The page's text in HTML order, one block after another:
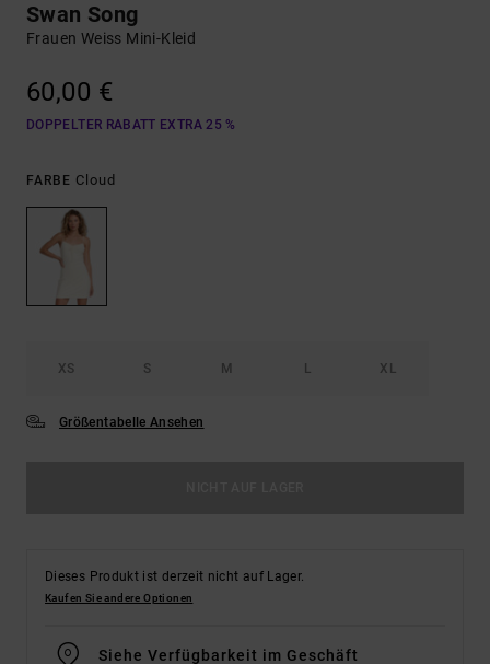
Swan Song
Frauen Weiss Mini-Kleid
60,00 €
DOPPELTER RABATT EXTRA 25 %
FARBE Cloud
XS S M L XL
Größentabelle Ansehen
Dieses Produkt ist derzeit nicht auf Lager.
Kaufen Sie andere Optionen
Siehe Verfügbarkeit im Geschäft